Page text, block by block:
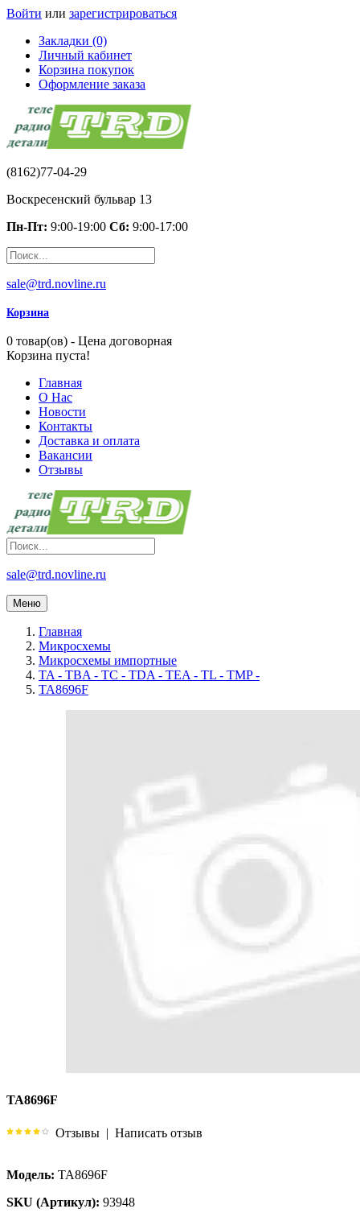
Войти или зарегистрироваться
Закладки (0)
Личный кабинет
Корзина покупок
Оформление заказа
(8162)77-04-29
Воскресенский бульвар 13
Пн-Пт: 9:00-19:00 Сб: 9:00-17:00
sale@trd.novline.ru
Корзина
0 товар(ов) - Цена договорная
Корзина пуста!
Главная
О Нас
Новости
Контакты
Доставка и оплата
Вакансии
Отзывы
sale@trd.novline.ru
Меню
Главная
Микросхемы
Микросхемы импортные
TA - TBA - TC - TDA - TEA - TL - TMP -
TA8696F
TA8696F
Отзывы | Написать отзыв
Модель: TA8696F
SKU (Артикул): 93948